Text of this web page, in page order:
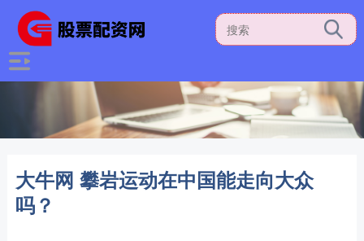
大牛网 攀岩运动在中国能走向大众
吗？